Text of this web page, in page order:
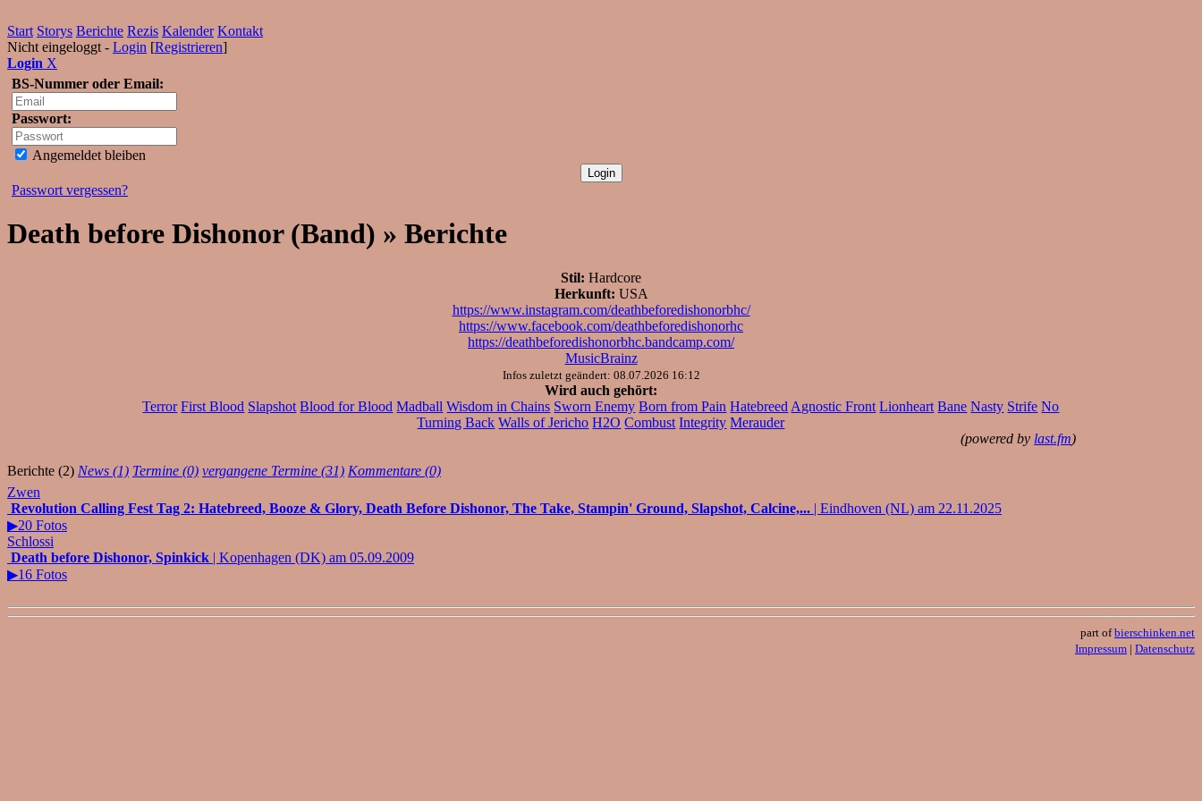
Start Storys Berichte Rezis Kalender Kontakt
Nicht eingeloggt - Login [Registrieren]
Login X
BS-Nummer oder Email:
Passwort:
Angemeldet bleiben
Passwort vergessen?
Death before Dishonor (Band) » Berichte
Stil: Hardcore
Herkunft: USA
https://www.instagram.com/deathbeforedishonorbhc/
https://www.facebook.com/deathbeforedishonorhc
https://deathbeforedishonorbhc.bandcamp.com/
MusicBrainz
Infos zuletzt geändert: 08.07.2026 16:12
Wird auch gehört:
Terror First Blood Slapshot Blood for Blood Madball Wisdom in Chains Sworn Enemy Born from Pain Hatebreed Agnostic Front Lionheart Bane Nasty Strife No
Turning Back Walls of Jericho H2O Combust Integrity Merauder
(powered by last.fm)
Berichte (2) News (1) Termine (0) vergangene Termine (31) Kommentare (0)
Zwen
Revolution Calling Fest Tag 2: Hatebreed, Booze & Glory, Death Before Dishonor, The Take, Stampin' Ground, Slapshot, Calcine,... | Eindhoven (NL) am 22.11.2025
▶20 Fotos
Schlossi
Death before Dishonor, Spinkick | Kopenhagen (DK) am 05.09.2009
▶16 Fotos
part ofbierschinken.net
Impressum | Datenschutz